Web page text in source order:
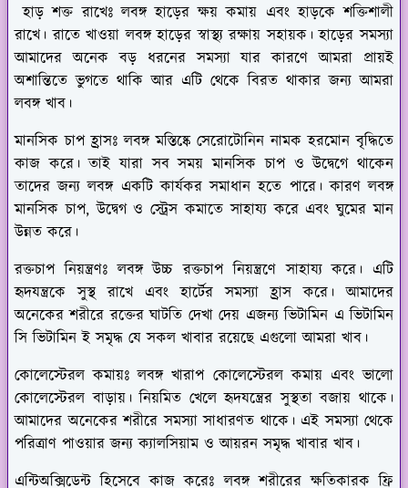
হাড় শক্ত রাখেঃলবঙ্গ হাড়ের ক্ষয় কমায় এবং হাড়কে শক্তিশালী
রাখে। রাতে খাওয়া লবঙ্গ হাড়ের স্বাস্থ্য রক্ষায় সহায়ক। হাড়ের সমস্যা
আমাদের অনেক বড় ধরনের সমস্যা যার কারণে আমরা প্রায়ই
অশান্তিতে ভুগতে থাকি আর এটি থেকে বিরত থাকার জন্য আমরা
লবঙ্গ খাব।
মানসিক চাপ হ্রাসঃলবঙ্গ মস্তিষ্কে সেরোটোনিন নামক হরমোন বৃদ্ধিতে
কাজ করে। তাই যারা সব সময় মানসিক চাপ ও উদ্বেগে থাকেন
তাদের জন্য লবঙ্গ একটি কার্যকর সমাধান হতে পারে। কারণ লবঙ্গ
মানসিক চাপ, উদ্বেগ ও স্ট্রেস কমাতে সাহায্য করে এবং ঘুমের মান
উন্নত করে।
রক্তচাপ নিয়ন্ত্রণঃলবঙ্গ উচ্চ রক্তচাপ নিয়ন্ত্রণে সাহায্য করে। এটি
হৃদযন্ত্রকে সুস্থ রাখে এবং হার্টের সমস্যা হ্রাস করে। আমাদের
অনেকের শরীরে রক্তের ঘাটতি দেখা দেয় এজন্য ভিটামিন এ ভিটামিন
সি ভিটামিন ই সমৃদ্ধ যে সকল খাবার রয়েছে এগুলো আমরা খাব।
কোলেস্টেরল কমায়ঃলবঙ্গ খারাপ কোলেস্টেরল কমায় এবং ভালো
কোলেস্টেরল বাড়ায়। নিয়মিত খেলে হৃদযন্ত্রের সুস্থতা বজায় থাকে।
আমাদের অনেকের শরীরে সমস্যা সাধারণত থাকে। এই সমস্যা থেকে
পরিত্রাণ পাওয়ার জন্য ক্যালসিয়াম ও আয়রন সমৃদ্ধ খাবার খাব।
এন্টিঅক্সিডেন্ট হিসেবে কাজ করেঃলবঙ্গ শরীরের ক্ষতিকারক ফ্রি